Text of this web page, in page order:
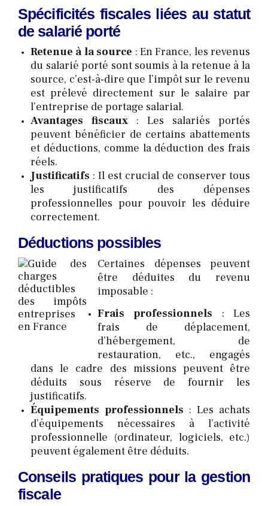
Spécificités fiscales liées au statut
de salarié porté
Retenue à la source : En France, les revenus
du salarié porté sont soumis à la retenue à la
source, c’est-à-dire que l’impôt sur le revenu
est prélevé directement sur le salaire par
l’entreprise de portage salarial.
Avantages fiscaux : Les salariés portés
peuvent bénéficier de certains abattements
et déductions, comme la déduction des frais
réels.
Justificatifs : Il est crucial de conserver tous
les justificatifs des dépenses
professionnelles pour pouvoir les déduire
correctement.
Déductions possibles
Certaines dépenses peuvent
être déduites du revenu
imposable :
Frais professionnels : Les
frais de déplacement,
d’hébergement, de
restauration, etc., engagés
dans le cadre des missions peuvent être
déduits sous réserve de fournir les
justificatifs.
Équipements professionnels : Les achats
d’équipements nécessaires à l’activité
professionnelle (ordinateur, logiciels, etc.)
peuvent également être déduits.
Conseils pratiques pour la gestion
fiscale